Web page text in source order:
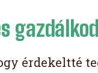
érdekeltté